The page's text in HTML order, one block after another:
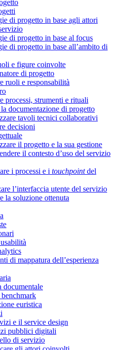
di progetto in base agli attori
di progetto in base al focus
di progetto in base all’ambito di
e figure coinvolte
di progetto
ruoli e responsabilità
processi, strumenti e rituali
documentazione di progetto
tavoli tecnici collaborativi
decisioni
il progetto e la sua gestione
il contesto d’uso del servizio
i processi e i touchpointdel
l’interfaccia utente del servizio
la soluzione ottenuta
di mappatura dell’esperienza
documentale
euristica
e il service design
pubblici digitali
di servizio